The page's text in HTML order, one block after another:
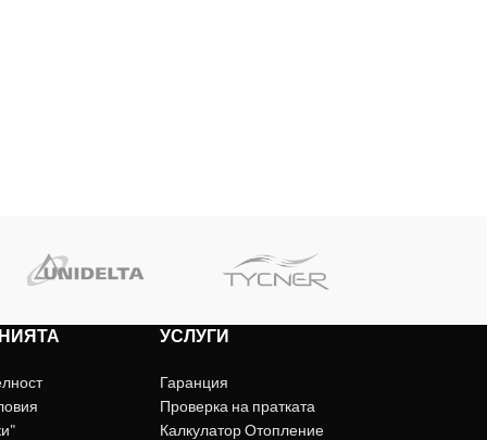
УСЛУГИ
Гаранция
Проверка на пратката
Калкулатор Отопление